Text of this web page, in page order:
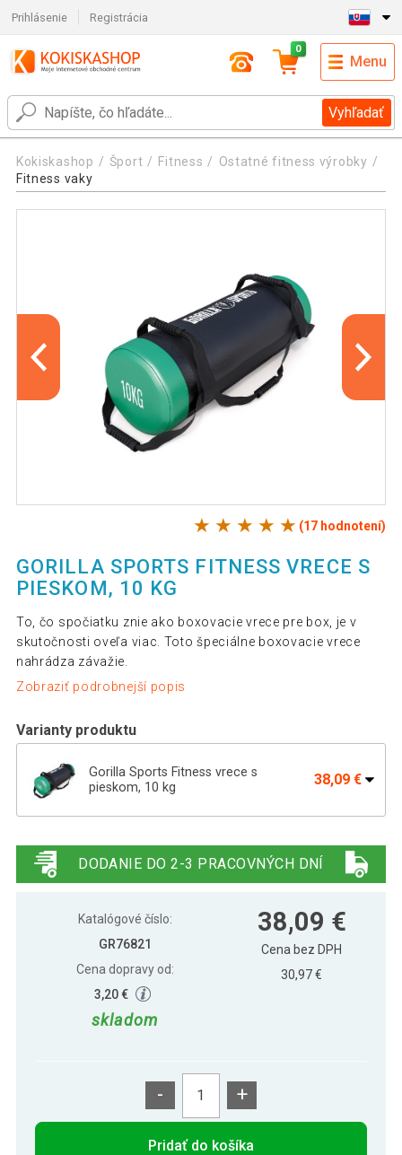
Prihlásenie Registrácia
Vyhľadať
0
Menu
Kokiskashop Šport Fitness
Ostatné fitness výrobky
Fitness vaky
(17 hodnotení)
GORILLA SPORTS FITNESS VRECE S
PIESKOM, 10 KG
To, čo spočiatku znie ako boxovacie vrece pre box, je v
skutočnosti oveľa viac. Toto špeciálne boxovacie vrece
nahrádza závažie.
Zobraziť podrobnejší popis
Varianty produktu
Gorilla Sports Fitness vrece s
pieskom, 10 kg
38,09 €
15 kg
20 kg
52,69 €
Gorilla Sports Fitness vrece s pieskom,
25 kg
DODANIE DO 2-3 PRACOVNÝCH DNÍ
Katalógové číslo:
GR76821
Cena dopravy od:
3,20 €
skladom
38,09 €
Cena bez DPH
30,97 €
- +
Pridať do košíka